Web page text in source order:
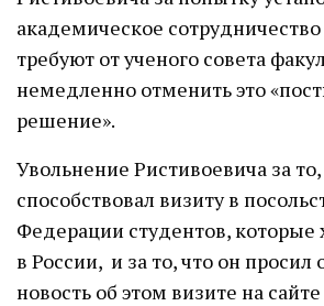
академическое
требуют от ученого совета
немедленно отменить это
решение».
Увольнение Ристивоевича за
способствовал визиту в
Федерации студентов, которые
в России, и за то, что он просил
новость об этом визите на